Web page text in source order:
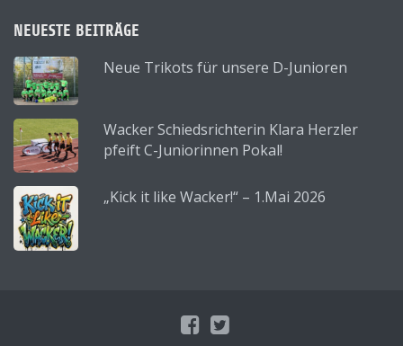
NEUESTE BEITRÄGE
Neue Trikots für unsere D-Junioren
Wacker Schiedsrichterin Klara Herzler
pfeift C-Juniorinnen Pokal!
„Kick it like Wacker!“ – 1.Mai 2026